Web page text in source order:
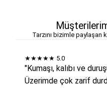
Tarzını bizimle paylaşan
★★★★★ 5.0
"Kumaşı, kalıbı ve
Üzerimde çok zarif